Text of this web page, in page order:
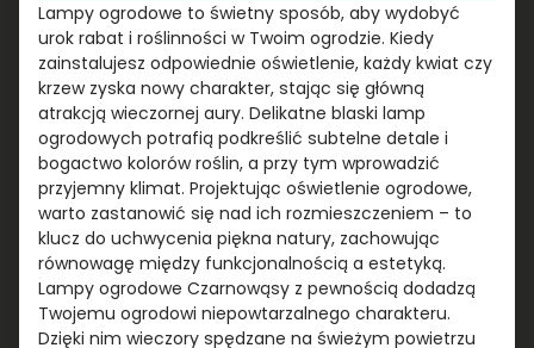
Lampy ogrodowe to świetny sposób, aby wydobyć
urok rabat i roślinności w Twoim ogrodzie. Kiedy
zainstalujesz odpowiednie oświetlenie, każdy kwiat czy
krzew zyska nowy charakter, stając się główną
atrakcją wieczornej aury. Delikatne blaski lamp
ogrodowych potrafią podkreślić subtelne detale i
bogactwo kolorów roślin, a przy tym wprowadzić
przyjemny klimat. Projektując oświetlenie ogrodowe,
warto zastanowić się nad ich rozmieszczeniem – to
klucz do uchwycenia piękna natury, zachowując
równowagę między funkcjonalnością a estetyką.
Lampy ogrodowe Czarnowąsy z pewnością dodadzą
Twojemu ogrodowi niepowtarzalnego charakteru.
Dzięki nim wieczory spędzane na świeżym powietrzu